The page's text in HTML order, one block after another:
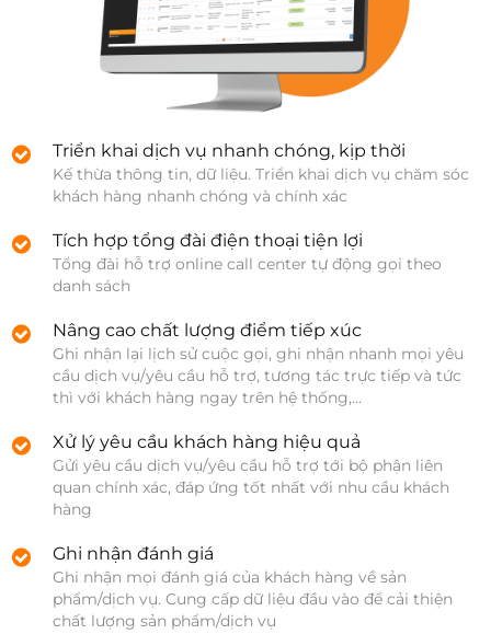
Triển khai dịch vụ nhanh chóng, kịp thời
Kế thừa thông tin, dữ liệu. Triển khai dịch vụ chăm sóc
khách hàng nhanh chóng và chính xác
Tích hợp tổng đài điện thoại tiện lợi
Tổng đài hỗ trợ online call center tự động gọi theo
danh sách
Nâng cao chất lượng điểm tiếp xúc
Ghi nhận lại lịch sử cuộc gọi, ghi nhận nhanh mọi yêu
cầu dịch vụ/yêu cầu hỗ trợ, tương tác trực tiếp và tức
thì với khách hàng ngay trên hệ thống,...
Xử lý yêu cầu khách hàng hiệu quả
Gửi yêu cầu dịch vụ/yêu cầu hỗ trợ tới bộ phận liên
quan chính xác, đáp ứng tốt nhất với nhu cầu khách
hàng
Ghi nhận đánh giá
Ghi nhận mọi đánh giá của khách hàng về sản
phẩm/dịch vụ. Cung cấp dữ liệu đầu vào để cải thiện
chất lượng sản phẩm/dịch vụ